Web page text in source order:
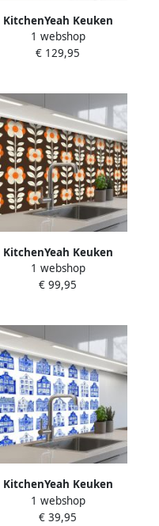
KitchenYeah Keuken
achterwand 400x60 cm
Spatscherm zelfklevend
fornuis
1 webshop
€ 129,95
KitchenYeah Keuken
achterwand 300x80 cm
Spatscherm zelfklevend
fornuis
1 webshop
€ 99,95
KitchenYeah Keuken
achterwand 80x60 cm
Spatscherm zelfklevend
1 webshop
€ 39,95